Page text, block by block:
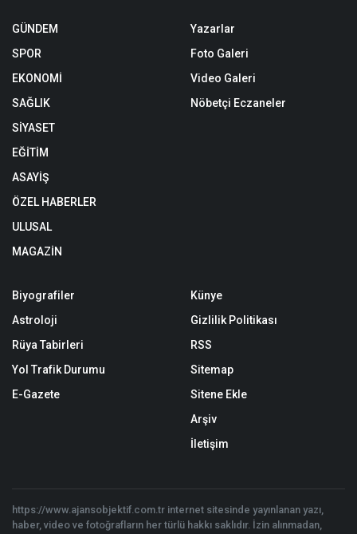
GÜNDEM
SPOR
EKONOMİ
SAĞLIK
SİYASET
EĞİTİM
ASAYİŞ
ÖZEL HABERLER
ULUSAL
MAGAZİN
Yazarlar
Foto Galeri
Video Galeri
Nöbetçi Eczaneler
Biyografiler
Astroloji
Rüya Tabirleri
Yol Trafik Durumu
E-Gazete
Künye
Gizlilik Politikası
RSS
Sitemap
Sitene Ekle
Arşiv
İletişim
https://www.ajansobjektif.com.tr internet sitesinde yayınlanan yazı,
haber, video ve fotoğrafların her türlü hakkı saklıdır. İzin alınmadan,